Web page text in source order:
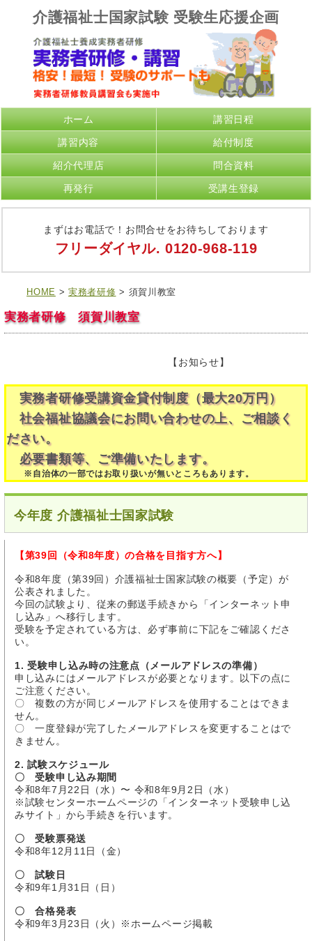
介護福祉士国家試験 受験生応援企画
ホーム 講習日程
講習内容 給付制度
紹介代理店 問合資料
再発行 受講生登録
まずはお電話で！お問合せをお待ちしております
フリーダイヤル. 0120-968-119
HOME >実務者研修 > 須賀川教室
実務者研修 須賀川教室
【お知らせ】
実務者研修受講資金貸付制度（最大20万円）
社会福祉協議会にお問い合わせの上、ご相談く
ださい。
必要書類等、ご準備いたします。
※自治体の一部ではお取り扱いが無いところもあります。
今年度 介護福祉士国家試験
【第39回（令和8年度）の合格を目指す方へ】
令和8年度（第39回）介護福祉士国家試験の概要（予定）が
公表されました。
今回の試験より、従来の郵送手続きから「インターネット申
し込み」へ移行します。
受験を予定されている方は、必ず事前に下記をご確認くださ
い。
1. 受験申し込み時の注意点（メールアドレスの準備）
申し込みにはメールアドレスが必要となります。以下の点に
ご注意ください。
〇 複数の方が同じメールアドレスを使用することはできま
せん。
〇 一度登録が完了したメールアドレスを変更することはで
きません。
2. 試験スケジュール
〇 受験申し込み期間
令和8年7月22日（水）〜 令和8年9月2日（水）
※試験センターホームページの「インターネット受験申し込
みサイト」から手続きを行います。
〇 受験票発送
令和8年12月11日（金）
〇 試験日
令和9年1月31日（日）
〇 合格発表
令和9年3月23日（火）※ホームページ掲載